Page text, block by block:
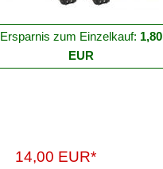
Ersparnis zum Einzelkauf: 1,80
EUR
14,00 EUR*